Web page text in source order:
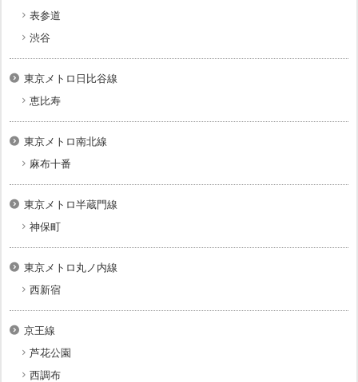
表参道
渋谷
東京メトロ日比谷線
恵比寿
東京メトロ南北線
麻布十番
東京メトロ半蔵門線
神保町
東京メトロ丸ノ内線
西新宿
京王線
芦花公園
西調布